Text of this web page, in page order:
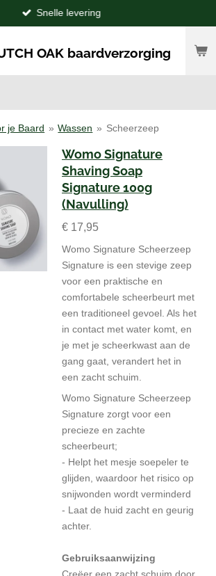
OAK baardverzorging
Snelle levering
je Baard » Wassen » Scheerzeep
Womo Signature
Shaving Soap
Signature 100g
(Navulling)
€ 17,95
Womo Signature Scheerzeep
Signature is een stevige zeep
voor een praktische en
comfortabele scheerbeurt met
een traditioneel gevoel. Als het
in contact met water komt, en
je met je scheerkwast aan de
gang gaat, verandert het in
een zacht schuim.
Womo Signature Scheerzeep
Signature zorgt voor een
precieze en zachte
scheerbeurt;
- Helpt het mesje soepeler te
glijden, waardoor het risico op
snijwonden wordt verminderd
- Laat de huid zacht en geurig
achter.
Gebruiksaanwijzing